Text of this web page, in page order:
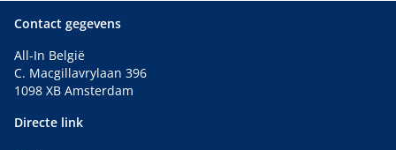
Contact gegevens
All-In België
C. Macgillavrylaan 396
1098 XB Amsterdam
Directe link